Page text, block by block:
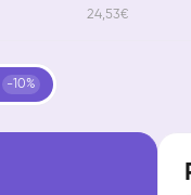
24,53€
-10%